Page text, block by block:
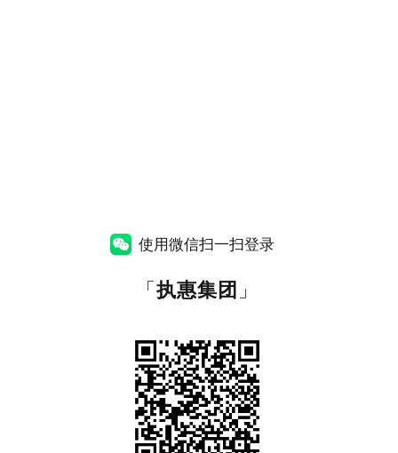
使用微信扫一扫登录
「执惠集团 」